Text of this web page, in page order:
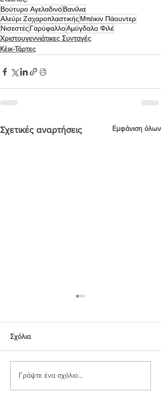
Βούτυρο ΑγελαδινόΒανίλια
Αλεύρι Ζαχαροπλαστικής Μπέικιν Πάουντερ
Νισεστές ΓαρύφαλλοΑμύγδαλο Φιλέ
Χριστουγεννιάτικες Συνταγές
Κέικ-Τάρτες
Σχετικές αναρτήσεις Εμφάνιση όλων
Μαστιχωτά και
Σοκολατένια Μπραουνις
Σχόλια
Γράψτε ένα σχόλιο...